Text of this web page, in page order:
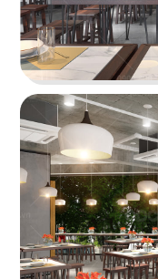
29
ICE CREAM
Tiệm kem
31
BREAKING DAWN
Nhà hàng Hàn